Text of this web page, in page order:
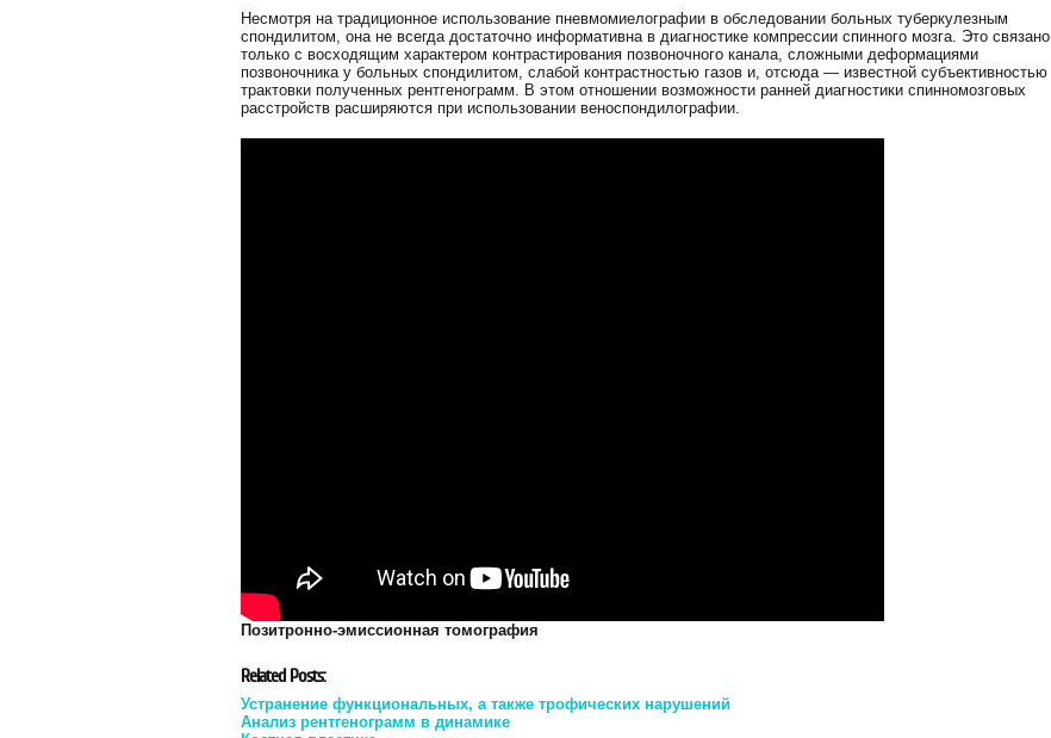
Несмотря на традиционное использование пневмомиелографии в обследовании больных туберкулезным
спондилитом, она не всегда достаточно информативна в диагностике компрессии спинного мозга. Это связано
только с восходящим характером контрастирования позвоночного канала, сложными деформациями
позвоночника у больных спондилитом, слабой контрастностью газов и, отсюда — известной субъективностью
трактовки полученных рентгенограмм. В этом отношении возможности ранней диагностики спинномозговых
расстройств расширяются при использовании веноспондилографии.
Позитронно-эмиссионная томография
Related Posts:
Устранение функциональных, а также трофических нарушений
Анализ рентгенограмм в динамике